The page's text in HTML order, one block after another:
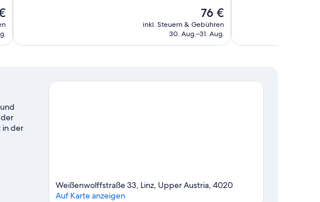
Der
Preis
beträgt
76 €
inkl. Steuern & Gebühren
30. Aug.–31. Aug.
in der
hier
Weißenwolffstraße 33, Linz, Upper Austria, 4020
Auf Karte anzeigen